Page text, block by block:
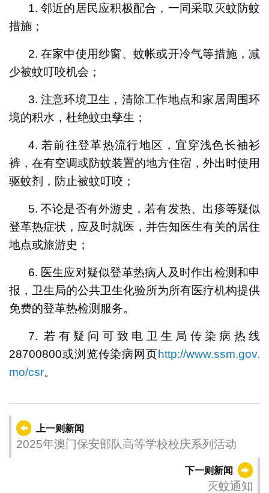
1. 邻近的居民应积极配合，一同采取灭蚊防蚊
措施；
2. 在家中使用纱窗、蚊帐或开冷气等措施，减
少被蚊叮咬机会；
3. 注意环境卫生，清除工作地点和家居周围环
境的积水，杜绝蚊虫孳生；
4. 若前往登革热流行地区，宜穿浅色长袖衫
裤，在有空调或防蚊装置的地方住宿，外出时使用
驱蚊剂，防止被蚊叮咬；
5. 不论是否有外游史，若有发热、出疹等疑似
登革热症状，应及时就医，并告知医生有关的居住
地点或旅游史；
6. 医生应对疑似登革热病人及时作出检测和申
报，卫生局的公共卫生化验所为所有医疗机构提供
免费的登革热检测服务。
7. 若有疑问可致电卫生局传染病热线
28700800或浏览传染病网页http://www.ssm.gov.
mo/csr。
上一则新闻
2025年澳门保安部队高等学校校庆系列活动
下一则新闻
灭蚊通知